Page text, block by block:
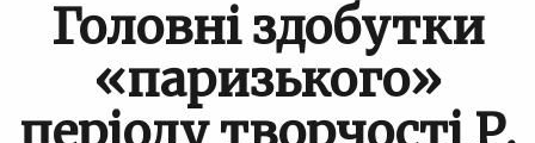
Головні здобутки
«паризького»